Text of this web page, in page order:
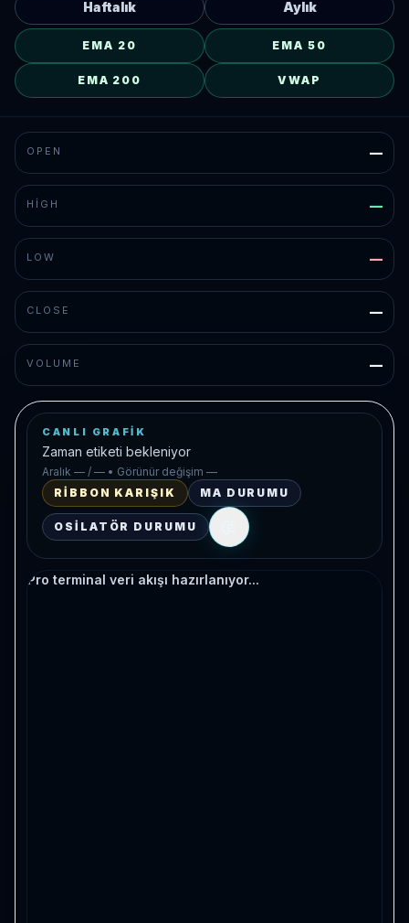
Haftalık Aylık
EMA 20 EMA 50
EMA 200 VWAP
OPEN —
HIGH —
LOW —
CLOSE —
VOLUME —
CANLI GRAFIK
Zaman etiketi bekleniyor
Aralık — / — • Görünür değişim —
RIBBON KARIŞIK
MA DURUMU
OSILATÖR DURUMU
Pro terminal veri akışı hazırlanıyor...